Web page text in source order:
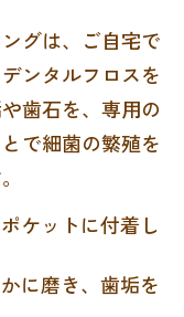
グは、ご自宅で
ンタルフロスを
歯石を、専用の
で細菌の繁殖を
ケットに付着し
に磨き、歯垢を